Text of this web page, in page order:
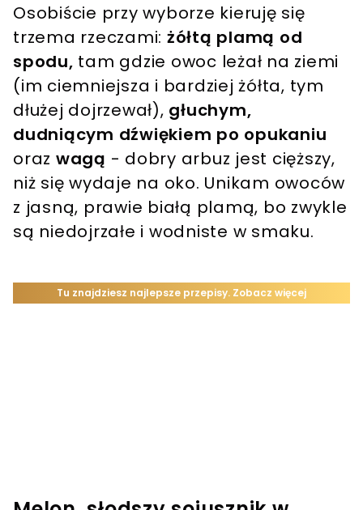
Osobiście przy wyborze kieruję się
trzema rzeczami: żółtą plamą od
spodu, tam gdzie owoc leżał na ziemi
(im ciemniejsza i bardziej żółta, tym
dłużej dojrzewał), głuchym,
dudniącym dźwiękiem po opukaniu
oraz wagą - dobry arbuz jest cięższy,
niż się wydaje na oko. Unikam owoców
z jasną, prawie białą plamą, bo zwykle
są niedojrzałe i wodniste w smaku.